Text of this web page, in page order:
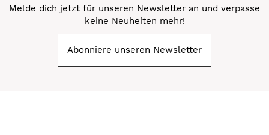
Melde dich jetzt für unseren Newsletter an und verpasse
keine Neuheiten mehr!
Abonniere unseren Newsletter